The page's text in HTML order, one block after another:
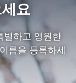
요
별하고 영원한
름을 등록하세